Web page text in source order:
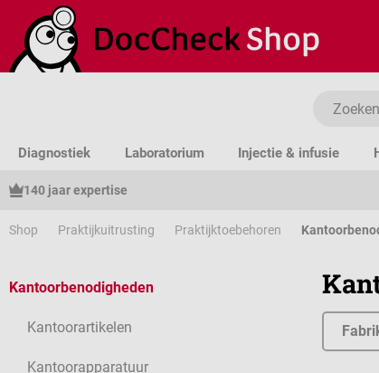
naar de hoofdinhoud
Ga naar de zoekopdracht
Ga naar de hoofdnavigatie
Diagnostiek Laboratorium Injectie & infusie
140 jaar expertise
Shop Praktijkuitrusting Praktijktoebehoren
Kantoorbenodigheden
Kantoorartikelen
Kantoorapparatuur